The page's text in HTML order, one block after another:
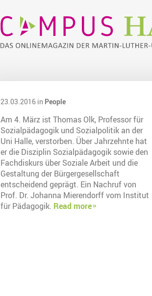
23.03.2016 in People
Am 4. März ist Thomas Olk, Professor für
Sozialpädagogik und Sozialpolitik an der
Uni Halle, verstorben. Über Jahrzehnte hat
er die Disziplin Sozialpädagogik sowie den
Fachdiskurs über Soziale Arbeit und die
Gestaltung der Bürgergesellschaft
entscheidend geprägt. Ein Nachruf von
Prof. Dr. Johanna Mierendorff vom Institut
für Pädagogik. Read more